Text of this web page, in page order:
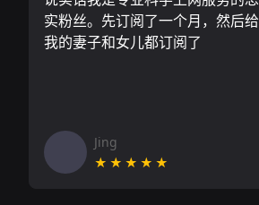
实粉丝。先订阅了一个月，然后给
我的妻子和女儿都订阅了
Jing
★★★★★